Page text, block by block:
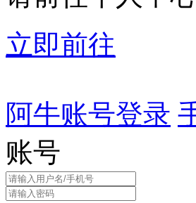
立即前往
阿牛账号登录
账号